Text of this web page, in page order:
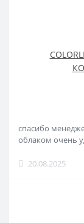
спасибо
облаком очень
20.08.2025